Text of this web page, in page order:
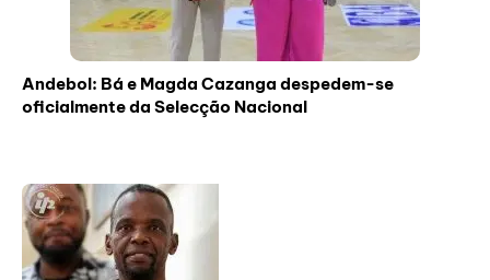
Andebol: Bá e Magda Cazanga despedem-se
oficialmente da Selecção Nacional